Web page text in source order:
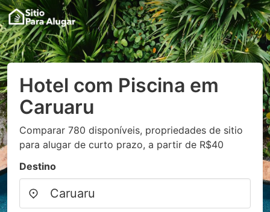
Hotel com Piscina em
Caruaru
Comparar 780 disponíveis, propriedades de sitio
para alugar de curto prazo, a partir de R$40
Destino